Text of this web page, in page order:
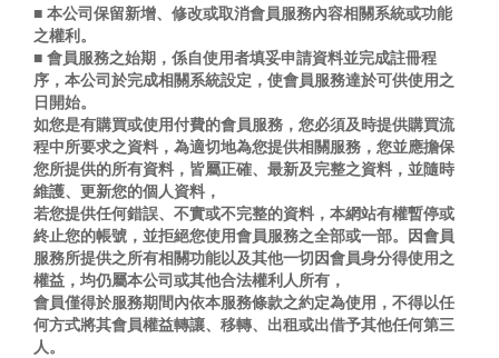
■ 本公司保留新增、修改或取消會員服務內容相關系統或功能
之權利。
■ 會員服務之始期，係自使用者填妥申請資料並完成註冊程
序，本公司於完成相關系統設定，使會員服務達於可供使用之
日開始。
如您是有購買或使用付費的會員服務，您必須及時提供購買流
程中所要求之資料，為適切地為您提供相關服務，您並應擔保
您所提供的所有資料，皆屬正確、最新及完整之資料，並隨時
維護、更新您的個人資料，
若您提供任何錯誤、不實或不完整的資料，本網站有權暫停或
終止您的帳號，並拒絕您使用會員服務之全部或一部。因會員
服務所提供之所有相關功能以及其他一切因會員身分得使用之
權益，均仍屬本公司或其他合法權利人所有，
會員僅得於服務期間內依本服務條款之約定為使用，不得以任
何方式將其會員權益轉讓、移轉、出租或出借予其他任何第三
人。